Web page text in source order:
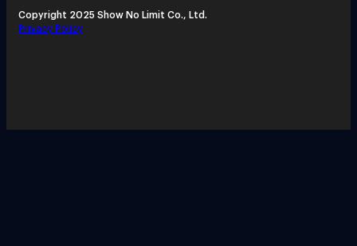
Copyright 2025 Show No Limit Co., Ltd.
Privacy Policy